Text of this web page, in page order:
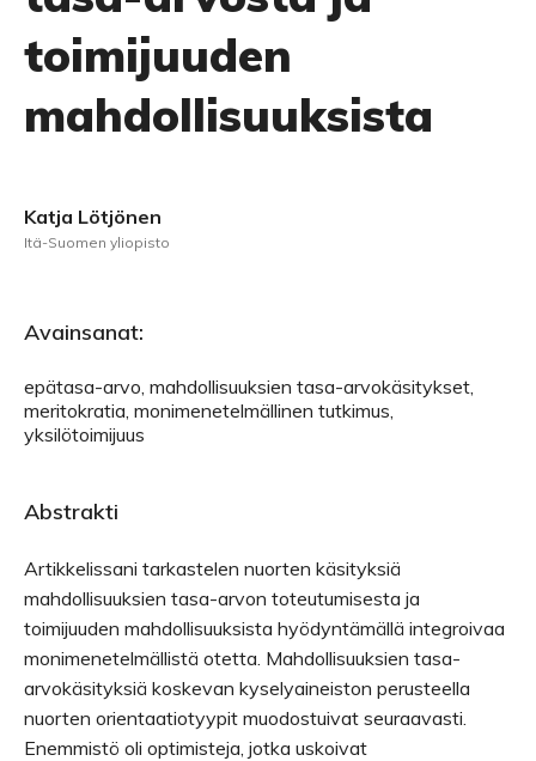
toimijuuden
mahdollisuuksista
Katja Lötjönen
Itä-Suomen yliopisto
Avainsanat:
epätasa-arvo, mahdollisuuksien tasa-arvokäsitykset,
meritokratia, monimenetelmällinen tutkimus,
yksilötoimijuus
Abstrakti
Artikkelissani tarkastelen nuorten käsityksiä
mahdollisuuksien tasa-arvon toteutumisesta ja
toimijuuden mahdollisuuksista hyödyntämällä integroivaa
monimenetelmällistä otetta. Mahdollisuuksien tasa-
arvokäsityksiä koskevan kyselyaineiston perusteella
nuorten orientaatiotyypit muodostuivat seuraavasti.
Enemmistö oli optimisteja, jotka uskoivat